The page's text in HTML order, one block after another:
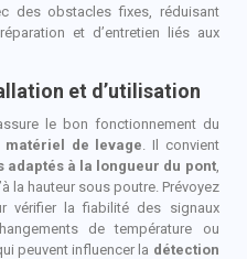
des obstacles fixes, réduisant
et d’entretien liés aux
et d’utilisation
le bon fonctionnement du
matériel de levage . Il convient
adaptés à la longueur du pont,
la hauteur sous poutre. Prévoyez
vérifier la fiabilité des signaux
de température ou
peuvent influencer la détection